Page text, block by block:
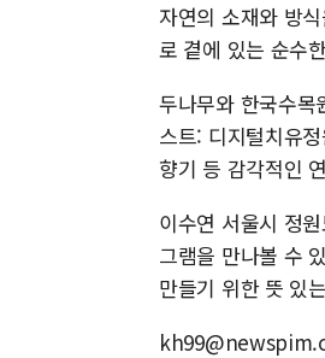
자연의 소재와 방
로 곁에 있는 순수
두나무와 한국수
스트: 디지털치유
향기 등 감각적인
이수연 서울시 정
그램을 만나볼 수
만들기 위한 뜻 있